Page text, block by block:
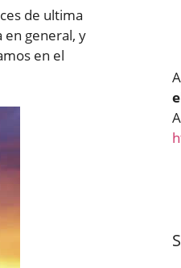
de ultima
en general, y
en el